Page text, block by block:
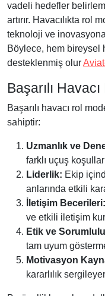
vadeli hedefler
artırır. Havacılıkta rol
teknoloji ve inovasyona
Böylece, hem bireysel
desteklenmiş olur
Başarılı
Başarılı havacı rol
sahiptir:
Uzmanlık ve
farklı uçuş
Liderlik: Ekip
anlarında etkili
İletişim Becerileri:
ve etkili iletişim
Etik ve
tam uyum
Motivasyon
kararlılık